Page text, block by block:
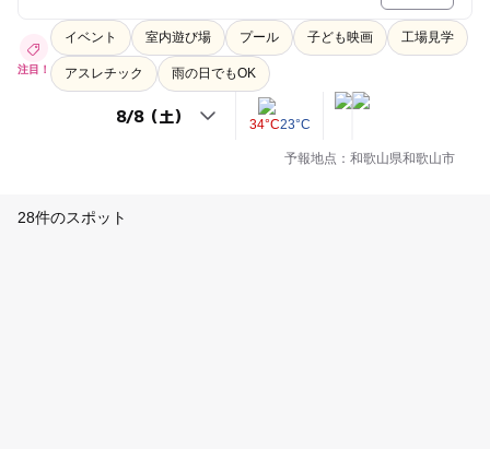
注目！
イベント 室内遊び場 プール 子ども映画 工場見学
アスレチック 雨の日でもOK
34°C23°C
予報地点：和歌山県和歌山市
28件のスポット